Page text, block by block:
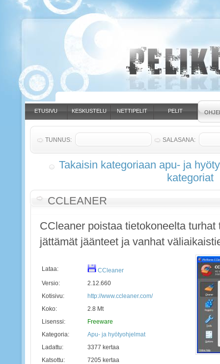
ETUSIVU KESKUSTELU NETTIPELIT PELIT
Takaisin kategoriaan apu- ja
kategoriat
CCLEANER
CCleaner poistaa tietokoneelta
jättämät jäänteet ja vanhat
Lataa:
CCleaner
Versio:
2.12.660
Kotisivu:
http://www.ccleaner.com/
Koko:
2.8 Mt
Lisenssi:
Freeware
Kategoria:
Apu- ja hyötyohjelmat
Ladattu:
3377 kertaa
Katsottu:
7205 kertaa
TUNNUS: SALASANA: